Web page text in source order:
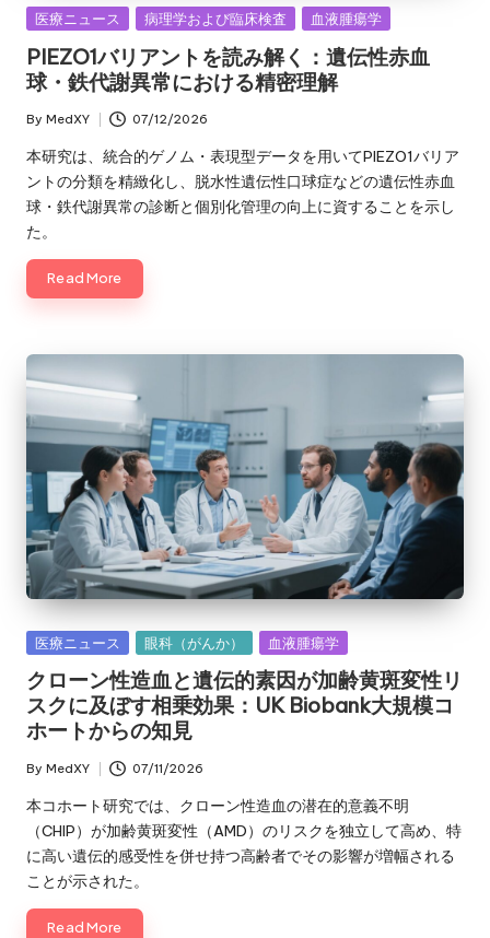
Posted
医療ニュース 病理学および臨床検査 血液腫瘍学
PIEZO1バリアントを読み解く：遺伝性赤血
球・鉄代謝異常における精密理解
Posted
by
By MedXY 07/12/2026
本研究は、統合的ゲノム・表現型データを用いてPIEZO1バリア
ントの分類を精緻化し、脱水性遺伝性口球症などの遺伝性赤血
球・鉄代謝異常の診断と個別化管理の向上に資することを示し
た。
Read More
Posted
医療ニュース 眼科（がんか） 血液腫瘍学
クローン性造血と遺伝的素因が加齢黄斑変性リ
スクに及ぼす相乗効果：UK Biobank大規模コ
ホートからの知見
Posted
by
By MedXY 07/11/2026
本コホート研究では、クローン性造血の潜在的意義不明
（CHIP）が加齢黄斑変性（AMD）のリスクを独立して高め、特
に高い遺伝的感受性を併せ持つ高齢者でその影響が増幅される
ことが示された。
Read More